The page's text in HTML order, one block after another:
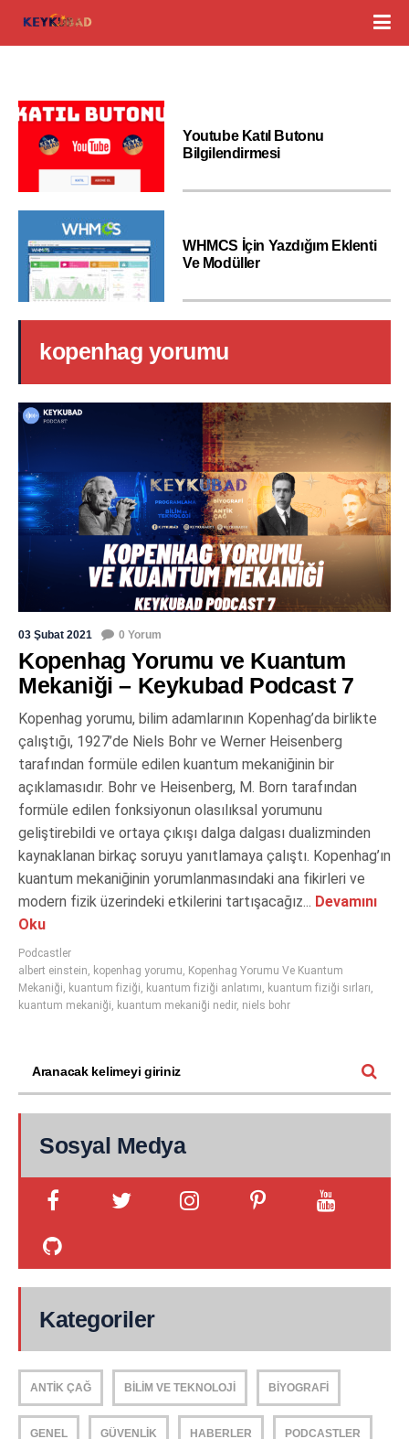
Youtube Katıl Butonu
Bilgilendirmesi
WHMCS İçin Yazdığım Eklenti
Ve Modüller
kopenhag yorumu
03 Şubat 2021 0 Yorum
Kopenhag Yorumu ve Kuantum
Mekaniği – Keykubad Podcast 7
Kopenhag yorumu, bilim adamlarının Kopenhag’da birlikte
çalıştığı, 1927’de Niels Bohr ve Werner Heisenberg
tarafından formüle edilen kuantum mekaniğinin bir
açıklamasıdır. Bohr ve Heisenberg, M. Born tarafından
formüle edilen fonksiyonun olasılıksal yorumunu
geliştirebildi ve ortaya çıkışı dalga dalgası dualizminden
kaynaklanan birkaç soruyu yanıtlamaya çalıştı. Kopenhag’ın
kuantum mekaniğinin yorumlanmasındaki ana fikirleri ve
modern fizik üzerindeki etkilerini tartışacağız... Devamını
Oku
Podcastler
albert einstein, kopenhag yorumu, Kopenhag Yorumu Ve Kuantum
Mekaniği, kuantum fiziği, kuantum fiziği anlatımı, kuantum fiziği sırları,
kuantum mekaniği, kuantum mekaniği nedir, niels bohr
Sosyal Medya
Kategoriler
ANTIK ÇAĞ BILIM VE TEKNOLOJI BIYOGRAFI
GENEL GÜVENLIK HABERLER PODCASTLER